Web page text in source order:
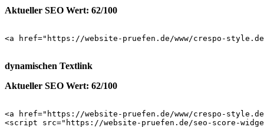
Aktueller SEO Wert: 62/100
<a href="https://website-pruefen.de/www/crespo-
dynamischen Textlink
Aktueller SEO Wert: 62/100
<a href="https://website-pruefen.de/www/crespo-